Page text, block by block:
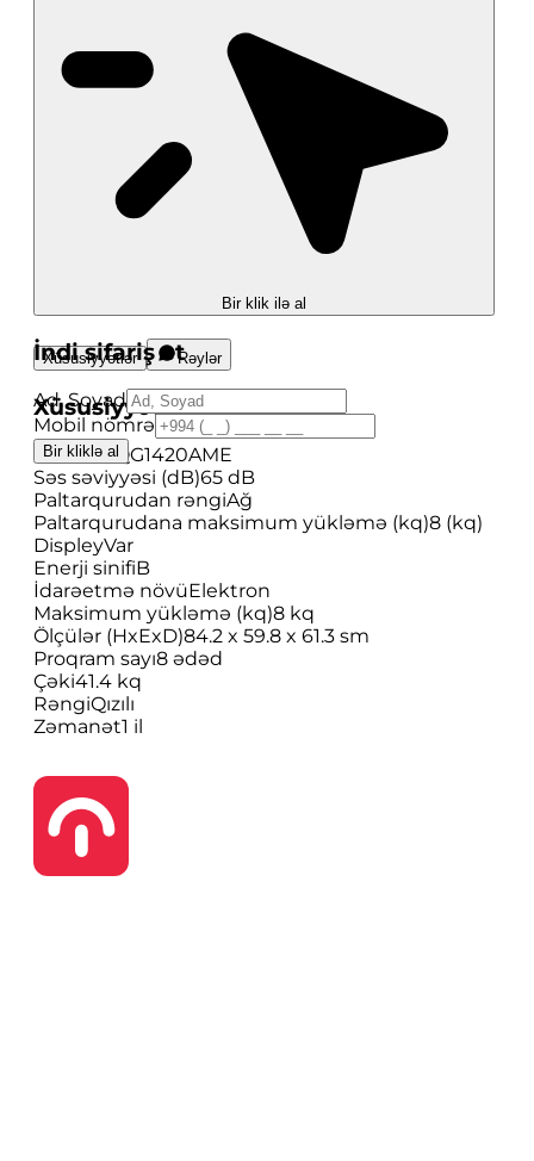
Bir klik ilə al
İndi sifariş et
Ad, Soyad
Mobil nömrə
Bir kliklə al
Xüsusiyyətlər Rəylər
Xüsusiyyətlər
ModelWQG1420AME
Səs səviyyəsi (dB)65 dB
Paltarqurudan rəngiAğ
Paltarqurudana maksimum yükləmə (kq)8 (kq)
DispleyVar
Enerji sinifiB
İdarəetmə növüElektron
Maksimum yükləmə (kq)8 kq
Ölçülər (HxExD)84.2 x 59.8 x 61.3 sm
Proqram sayı8 ədəd
Çəki41.4 kq
RəngiQızılı
Zəmanət1 il